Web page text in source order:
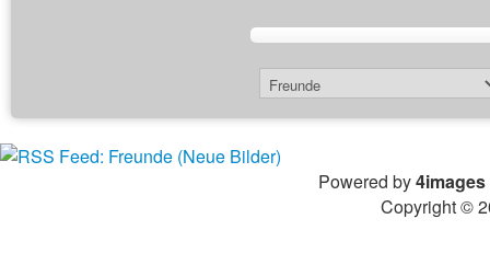
Powered by4images
Copyright ©